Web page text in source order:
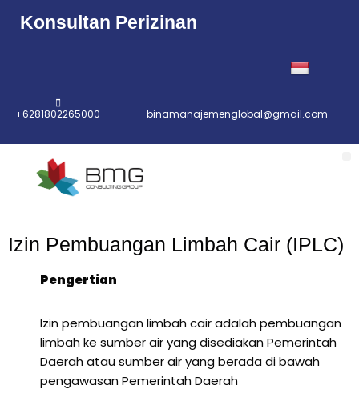
Konsultan Perizinan
+6281802265000 binamanajemenglobal@gmail.com
Izin Pembuangan Limbah Cair (IPLC)
Pengertian
Izin pembuangan limbah cair adalah pembuangan
limbah ke sumber air yang disediakan Pemerintah
Daerah atau sumber air yang berada di bawah
pengawasan Pemerintah Daerah